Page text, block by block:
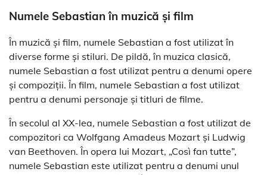
Numele Sebastian în muzică și film
În muzică și film, numele Sebastian a fost utilizat în
diverse forme și stiluri. De pildă, în muzica clasică,
numele Sebastian a fost utilizat pentru a denumi opere
și compoziții. În film, numele Sebastian a fost utilizat
pentru a denumi personaje și titluri de filme.
În secolul al XX-lea, numele Sebastian a fost utilizat de
compozitori ca Wolfgang Amadeus Mozart și Ludwig
van Beethoven. În opera lui Mozart, „Così fan tutte”,
numele Sebastian este utilizat pentru a denumi unul